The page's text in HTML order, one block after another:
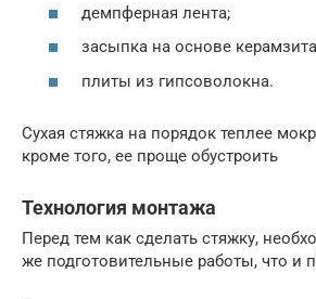
демпферная лента;
засыпка на основе
плиты из гипсоволокна.
Сухая стяжка на порядок теплее
кроме того, ее проще обустроить
Технология монтажа
Перед тем как сделать стяжку,
же подготовительные работы, что и